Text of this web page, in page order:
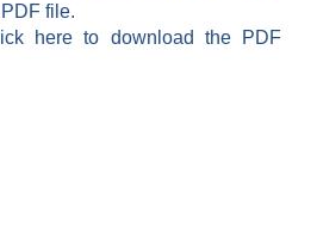
file.
here to download the PDF